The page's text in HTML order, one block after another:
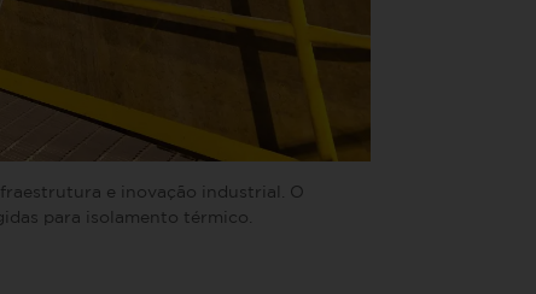
e inovação industrial. O
para isolamento térmico.